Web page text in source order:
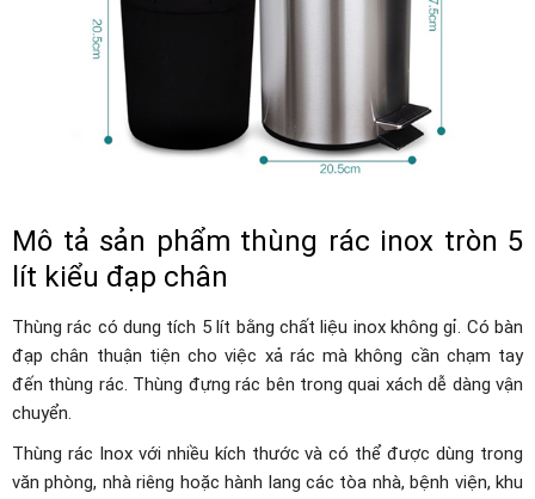
Mô tả sản phẩm thùng rác inox tròn 5
lít kiểu đạp chân
Thùng rác có dung tích 5 lít bằng chất liệu inox không gỉ. Có bàn
đạp chân thuận tiện cho việc xả rác mà không cần chạm tay
đến thùng rác. Thùng đựng rác bên trong quai xách dễ dàng vận
chuyển.
Thùng rác Inox với nhiều kích thước và có thể được dùng trong
văn phòng, nhà riêng hoặc hành lang các tòa nhà, bệnh viện, khu